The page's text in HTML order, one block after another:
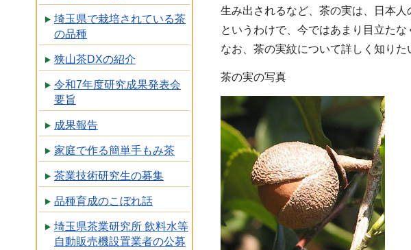
埼玉県で栽培されている茶
の品種
狭山茶DXの紹介
令和7年度研究成果発表会
要旨
成果報告
家庭で作る簡単手もみ茶
茶業技術研究生の募集
品種育成のこぼれ話
埼玉県茶業研究所 飲料水等
自動販売機設置業者の公募
生み出されるなど、茶の実は、日本人
というわけで、今ではあまり目立た
なお、茶の実紋について詳しく知りた
茶の実の写真